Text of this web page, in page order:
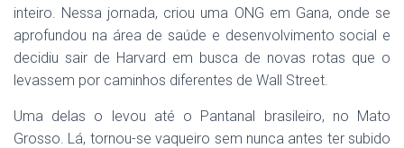
inteiro. Nessa jornada, criou uma ONG em Gana, onde se
aprofundou na área de saúde e desenvolvimento social e
decidiu sair de Harvard em busca de novas rotas que o
levassem por caminhos diferentes de Wall Street.
Uma delas o levou até o Pantanal brasileiro, no Mato
Grosso. Lá, tornou-se vaqueiro sem nunca antes ter subido